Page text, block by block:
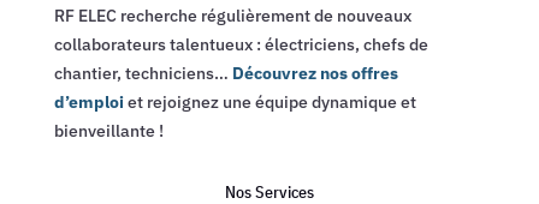
RF ELEC recherche régulièrement de nouveaux
collaborateurs talentueux : électriciens, chefs de
chantier, techniciens… Découvrez nos offres
d’emploiet rejoignez une équipe dynamique et
bienveillante !
Nos Services